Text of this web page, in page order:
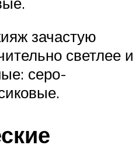
зачастую
светлее и
серо-